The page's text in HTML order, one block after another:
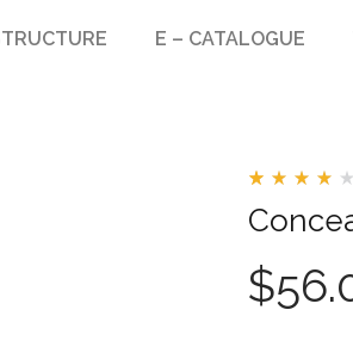
E – CATALOGUE
4.00
out
based
on
$